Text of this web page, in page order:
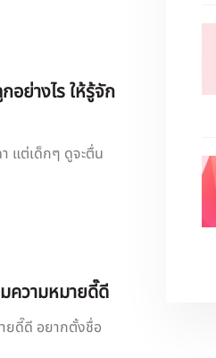
ย่างไร ให้รู้จัก
แต่เด็กๆ ดูจะตื่น
ความหมายดี๊ดี
ยดี๊ดี อยากตั้งชื่อ